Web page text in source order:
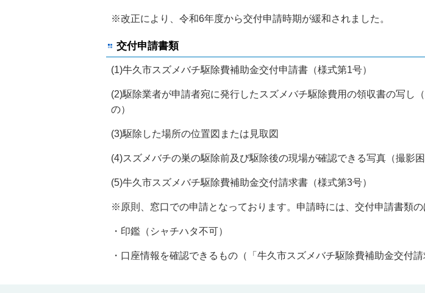
※改正により、令和6年度から交付申請時期が緩和されました。
交付申請書類
(1)牛久市スズメバチ駆除費補助金交付申請書（様式第1号）
(2)駆除業者が申請者宛に発行したスズメバチ駆除費用の領収書の写し
の）
(3)駆除した場所の位置図または見取図
(4)スズメバチの巣の駆除前及び駆除後の現場が確認できる写真（撮影
(5)牛久市スズメバチ駆除費補助金交付請求書（様式第3号）
※原則、窓口での申請となっております。申請時には、交付申請書類の
・印鑑（シャチハタ不可）
・口座情報を確認できるもの（「牛久市スズメバチ駆除費補助金交付